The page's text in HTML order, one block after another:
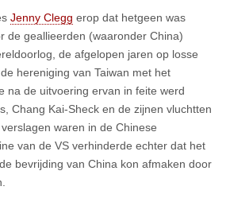
Jenny Clegg erop dat hetgeen was
de geallieerden (waaronder China)
de afgelopen jaren op losse
hereniging van Taiwan met het
na de uitvoering ervan in feite werd
Chang Kai-Sheck en de zijnen vluchtten
waren in de Chinese
van de VS verhinderde echter dat het
bevrijding van China kon afmaken door